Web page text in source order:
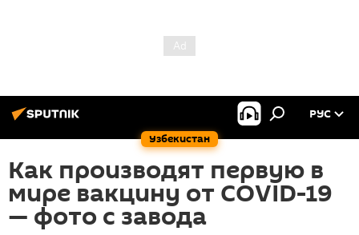
Узбекистан
РУС
Как производят первую в
мире вакцину от COVID-19
— фото с завода